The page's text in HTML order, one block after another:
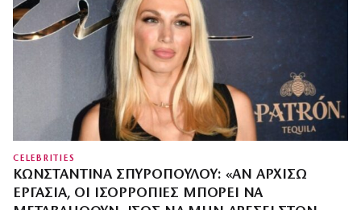
CELEBRITIES
ΚΩΝΣΤΑΝΤΊΝΑ ΣΠΥΡΟΠΟΎΛΟΥ: «ΑΝ ΑΡΧΊΣΩ
ΕΡΓΑΣΊΑ, ΟΙ ΙΣΟΡΡΟΠΊΕΣ ΜΠΟΡΕΊ ΝΑ